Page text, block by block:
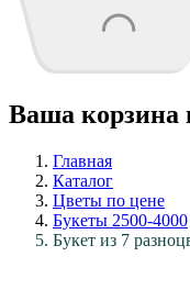
Ваша корзина
Главная
Каталог
Цветы по цене
Букеты 2500-4000
Букет из 7